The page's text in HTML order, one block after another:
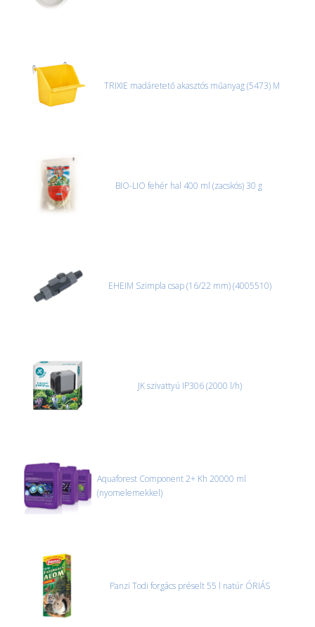
TRIXIE madáretető akasztós műanyag (5473) M
BIO-LIO fehér hal 400 ml (zacskós) 30 g
EHEIM Szimpla csap (16/22 mm) (4005510)
JK szivattyú IP306 (2000 l/h)
Aquaforest Component 2+ Kh 20000 ml
(nyomelemekkel)
Panzi Todi forgács préselt 55 l natúr ÓRIÁS